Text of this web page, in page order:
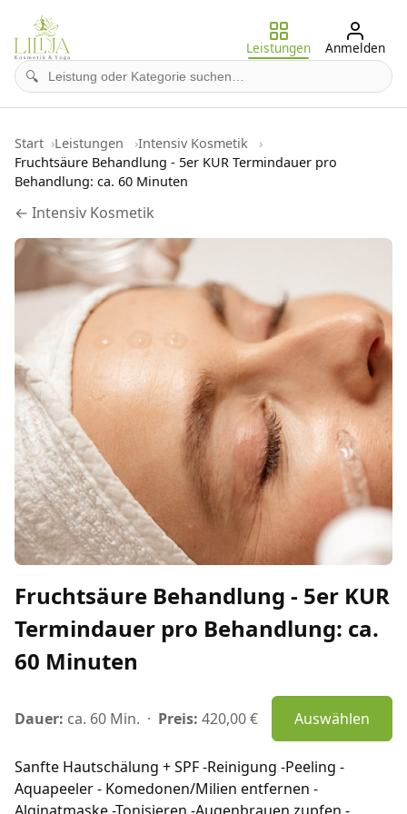
🔍
Leistungen Anmelden
Start Leistungen
Intensiv Kosmetik
Fruchtsäure Behandlung - 5er KUR Termindauer pro
Behandlung: ca. 60 Minuten
← Intensiv Kosmetik
Fruchtsäure Behandlung - 5er KUR
Termindauer pro Behandlung: ca.
60 Minuten
Dauer: ca. 60 Min. · Preis: 420,00 € Auswählen
Sanfte Hautschälung + SPF -Reinigung -Peeling -
Aquapeeler - Komedonen/Milien entfernen -
Alginatmaske -Tonisieren -Augenbrauen zupfen -